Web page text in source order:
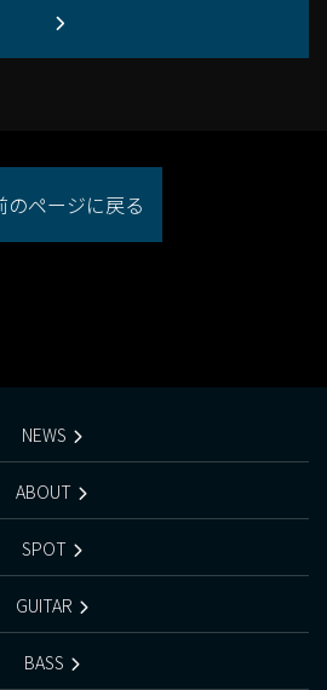
のページに戻る
NEWS
ABOUT
SPOT
GUITAR
BASS